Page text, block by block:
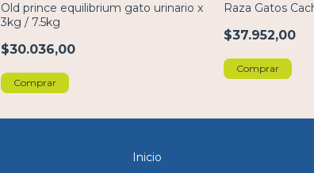
Old prince equilibrium gato urinario x
3kg / 7.5kg
$30.036,00
Comprar
Raza Gatos
$37.952,00
Comprar
Inicio